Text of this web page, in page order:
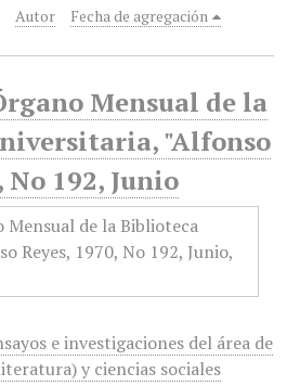
Autor Fecha de agregación
Mensual de la
"Alfonso
No 192, Junio
e investigaciones del área de
y ciencias sociales